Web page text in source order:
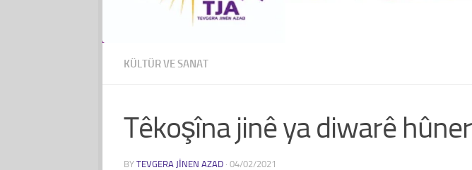
KÜLTÜR VE SANAT
Têkoşîna jinê ya diwarê
BY TEVGERA JINEN AZAD · 04/02/2021